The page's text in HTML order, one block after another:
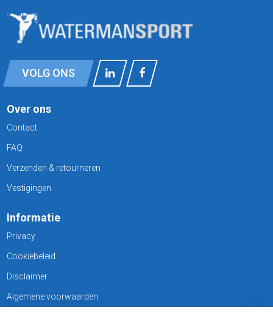
VOLG ONS
Over ons
Contact
FAQ
Verzenden & retourneren
Vestigingen
Informatie
Privacy
Cookiebeleid
Disclaimer
Algemene voorwaarden